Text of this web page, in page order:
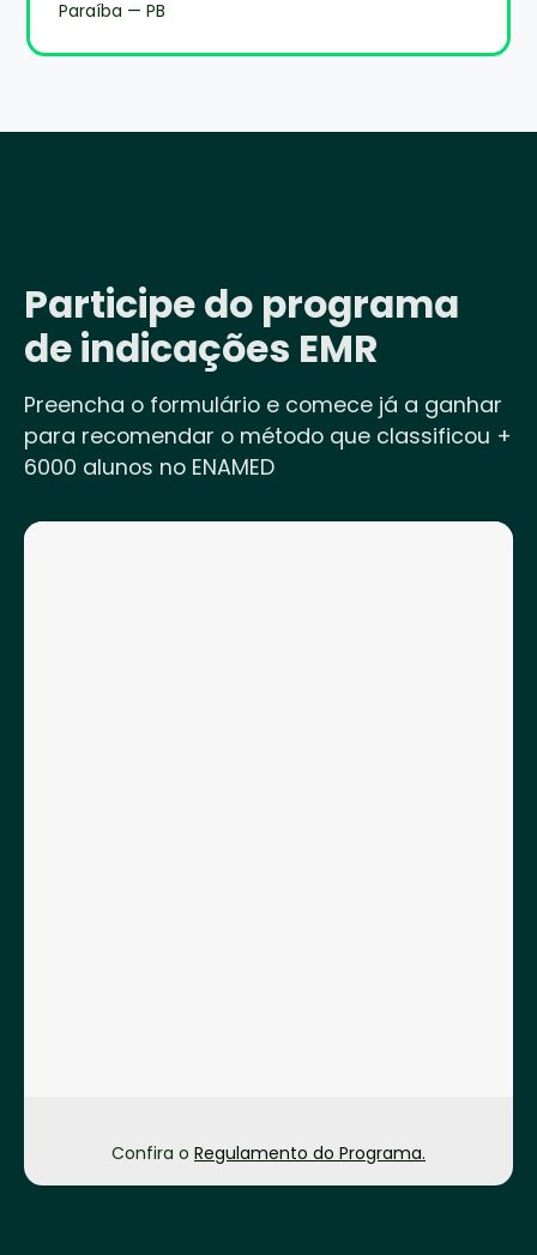
Paraíba — PB
Participe do programa
de indicações EMR
Preencha o formulário e comece já a ganhar
para recomendar o método que classificou +
6000 alunos no ENAMED
Confira o Regulamento do Programa.